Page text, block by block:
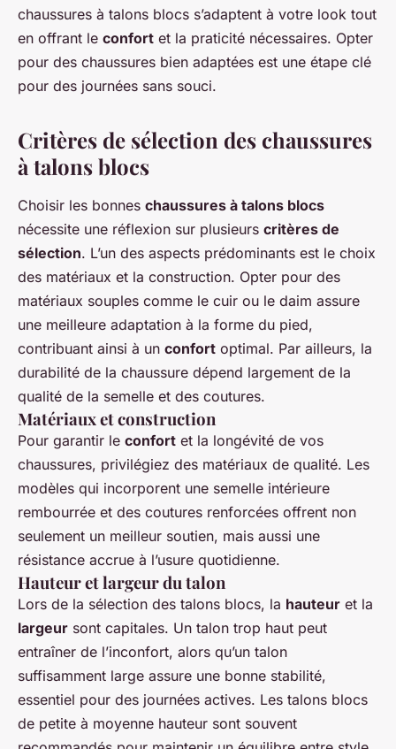
chaussures à talons blocs s’adaptent à votre look tout
en offrant le confort et la praticité nécessaires. Opter
pour des chaussures bien adaptées est une étape clé
pour des journées sans souci.
Critères de sélection des chaussures
à talons blocs
Choisir les bonnes chaussures à talons blocs
nécessite une réflexion sur plusieurs critères de
sélection. L’un des aspects prédominants est le choix
des matériaux et la construction. Opter pour des
matériaux souples comme le cuir ou le daim assure
une meilleure adaptation à la forme du pied,
contribuant ainsi à un confort optimal. Par ailleurs, la
durabilité de la chaussure dépend largement de la
qualité de la semelle et des coutures.
Matériaux et construction
Pour garantir le confort et la longévité de vos
chaussures, privilégiez des matériaux de qualité. Les
modèles qui incorporent une semelle intérieure
rembourrée et des coutures renforcées offrent non
seulement un meilleur soutien, mais aussi une
résistance accrue à l’usure quotidienne.
Hauteur et largeur du talon
Lors de la sélection des talons blocs, la hauteur et la
largeur sont capitales. Un talon trop haut peut
entraîner de l’inconfort, alors qu’un talon
suffisamment large assure une bonne stabilité,
essentiel pour des journées actives. Les talons blocs
de petite à moyenne hauteur sont souvent